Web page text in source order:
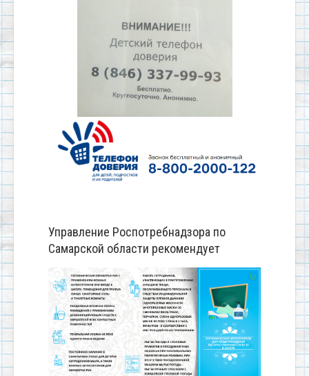
Управление Роспотребнадзора по
Самарской области рекомендует